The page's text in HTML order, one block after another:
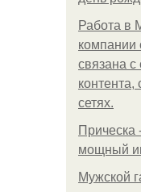
Работа в
компании
связана с
контента,
сетях.
Прическа
мощный
Мужской